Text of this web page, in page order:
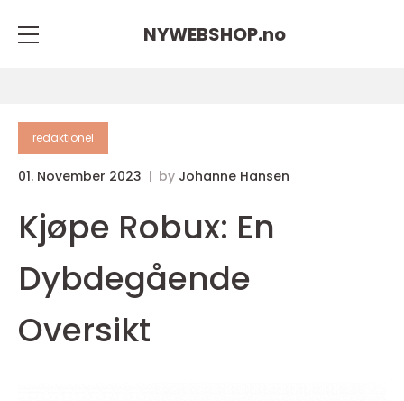
NYWEBSHOP.no
redaktionel
01. November 2023 by Johanne Hansen
Kjøpe Robux: En
Dybdegående
Oversikt